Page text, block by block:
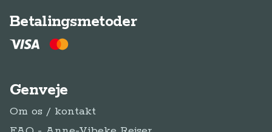
Betalingsmetoder
Genveje
Om os / kontakt